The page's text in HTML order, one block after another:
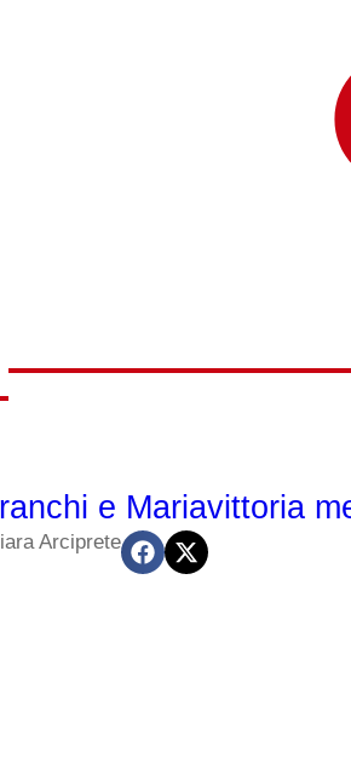
e Mariavittoria
Arciprete